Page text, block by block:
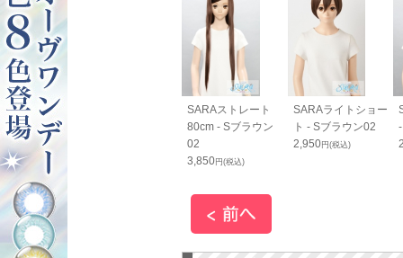
すっきりバン
- Sブラウ
円(税込)
SARAストレート
80cm - Sブラウン
02
3,850円(税込)
SARAライトショー
ト - Sブラウン02
2,950円(税込)